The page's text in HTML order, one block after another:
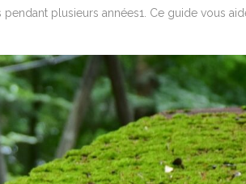
plusieurs années1. Ce guide vous